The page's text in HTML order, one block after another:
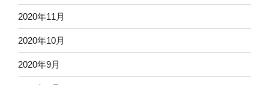
2020年11月
2020年10月
2020年9月